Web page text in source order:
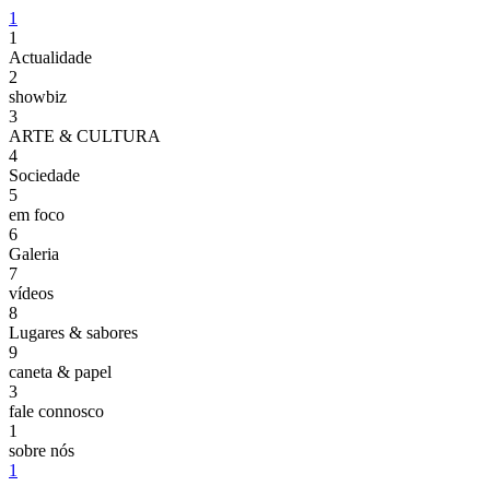
1
1
Actualidade
2
showbiz
3
ARTE & CULTURA
4
Sociedade
5
em foco
6
Galeria
7
vídeos
8
Lugares & sabores
9
caneta & papel
3
fale connosco
1
sobre nós
1